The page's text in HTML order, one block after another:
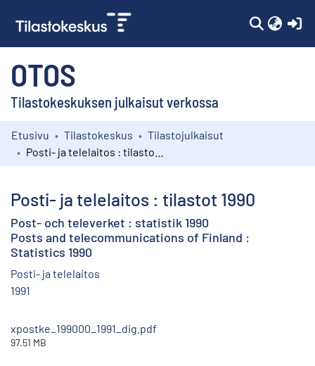
OTOS
Tilastokeskuksen julkaisut verkossa
Kokoelmat
Etusivu Tilastokeskus
Tilastojulkaisut
Posti- ja telelaitos : tilastot 1990
Post- och televerket : statistik 1990
Posts and telecommunications of Finland :
Statistics 1990
Posti- ja telelaitos
1991
xpostke_199000_1991_dig.pdf
97.51 MB